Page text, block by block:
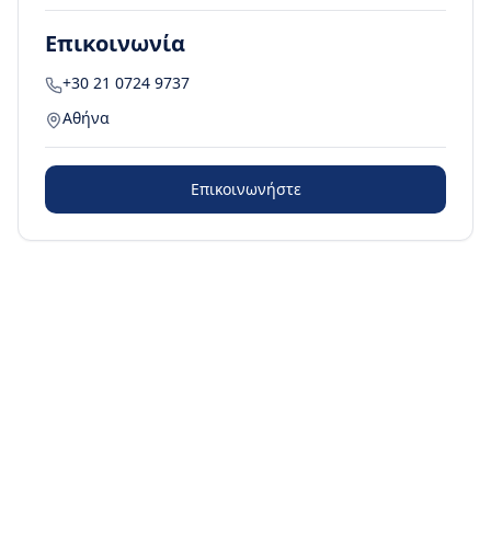
Επικοινωνία
+30 21 0724 9737
Αθήνα
Επικοινωνήστε